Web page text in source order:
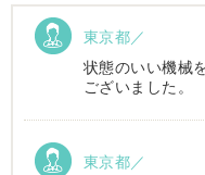
東京都／
状態のいい機械
ございました。
東京都／